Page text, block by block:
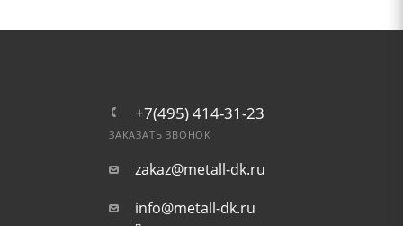
+7(495) 414-31-23
ЗАКАЗАТЬ ЗВОНОК
zakaz@metall-dk.ru
info@metall-dk.ru